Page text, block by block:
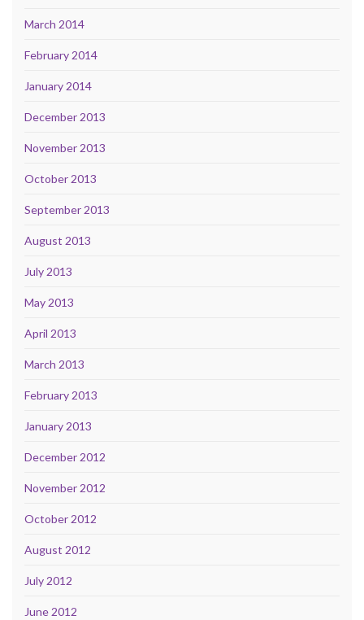
March 2014
February 2014
January 2014
December 2013
November 2013
October 2013
September 2013
August 2013
July 2013
May 2013
April 2013
March 2013
February 2013
January 2013
December 2012
November 2012
October 2012
August 2012
July 2012
June 2012